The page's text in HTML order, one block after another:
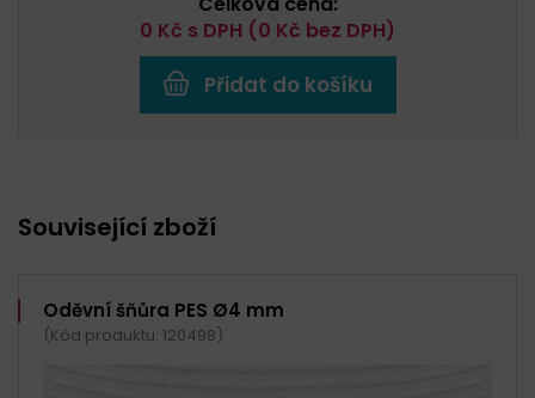
0 Kč s DPH (0 Kč bez DPH)
Přidat do košíku
Související zboží
Oděvní šňůra PES Ø4 mm
(Kód produktu: 120498)